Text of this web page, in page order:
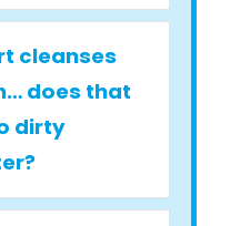
cleanses
does that
dirty